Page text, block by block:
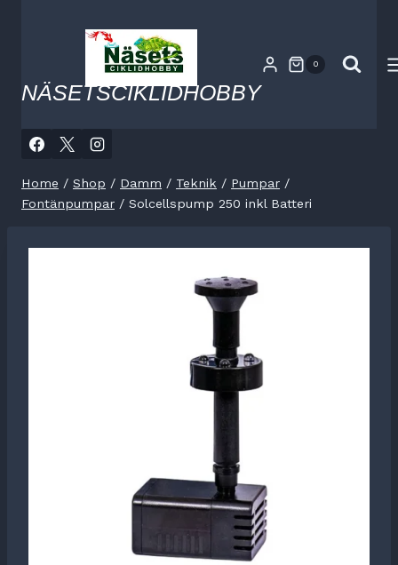
NÄSETSCIKLIDHOBBY
0
Home / Shop / Damm / Teknik / Pumpar /
Fontänpumpar / Solcellspump 250 inkl Batteri